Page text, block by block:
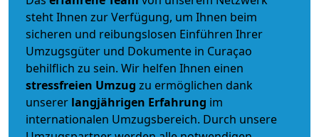
steht Ihnen zur Verfügung, um Ihnen beim
sicheren und reibungslosen Einführen Ihrer
Umzugsgüter und Dokumente in Curaçao
behilflich zu sein. Wir helfen Ihnen einen
stressfreien Umzug zu ermöglichen dank
unserer langjährigen Erfahrung im
internationalen Umzugsbereich. Durch unsere